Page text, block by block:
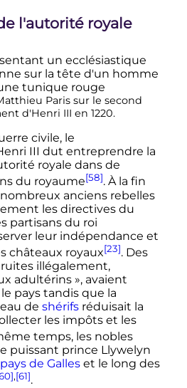
l'autorité royale
Paris sur le second
d'Henri III en 1220.
civile, le
III dut entreprendre la
royale dans de
du royaume[58]. À la fin
nombreux anciens rebelles
les directives du
partisans du roi
leur indépendance et
châteaux royaux[23]. Des
illégalement,
adultérins », avaient
pays tandis que la
de shérifsréduisait la
les impôts et les
temps, les nobles
puissant prince Llywelyn
pays de Galleset le long des
,[61].